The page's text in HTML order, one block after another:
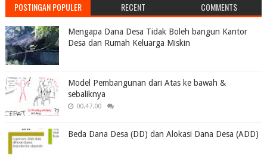
POSTINGAN POPULER RECENT COMMENTS
Mengapa Dana Desa Tidak Boleh bangun Kantor
Desa dan Rumah Keluarga Miskin
Model Pembangunan dari Atas ke bawah &
sebaliknya
00.47.00
Beda Dana Desa (DD) dan Alokasi Dana Desa (ADD)